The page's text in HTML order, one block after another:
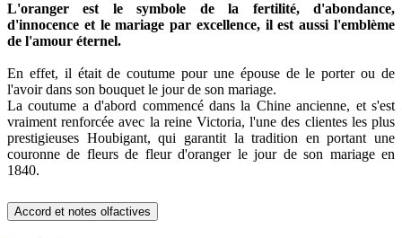
L'oranger est le symbole de la fertilité, d'abondance,
d'innocence et le mariage par excellence, il est aussi l'emblème
de l'amour éternel.
En effet, il était de coutume pour une épouse de le porter ou de
l'avoir dans son bouquet le jour de son mariage.
La coutume a d'abord commencé dans la Chine ancienne, et s'est
vraiment renforcée avec la reine Victoria, l'une des clientes les plus
prestigieuses Houbigant, qui garantit la tradition en portant une
couronne de fleurs de fleur d'oranger le jour de son mariage en
1840.
Accord et notes olfactives